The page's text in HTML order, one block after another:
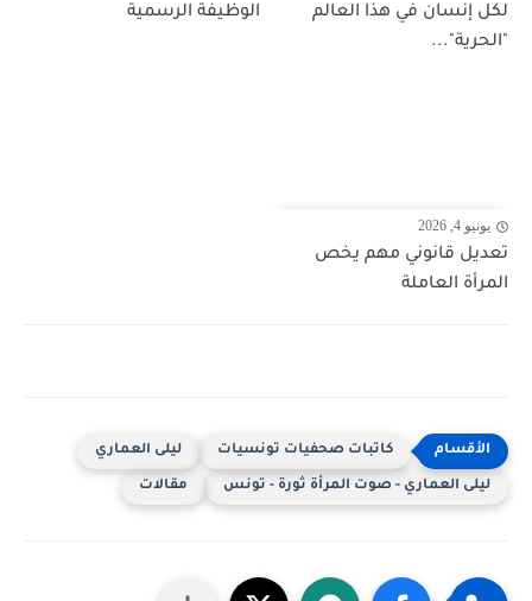
لكل إنسان في هذا العالم
"الحرية"...
الوظيفة الرسمية
يونيو 4, 2026
تعديل قانوني مهم يخص
المرأة العاملة
كاتبات صحفيات تونسيات ليلى العماري
ليلى العماري - صوت المرأة ثورة - تونس مقالات